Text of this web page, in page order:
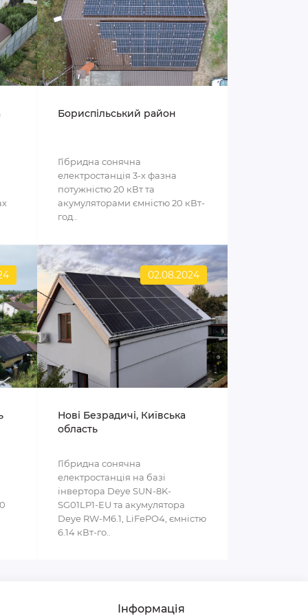
Бориспільський район
Гібридна сонячна
електростанція 3-х фазна
потужністю 20 кВт та
акумуляторами ємністю 20 кВт-
год..
02.08.2024
Нові Безрадичі, Київська
область
Гібридна сонячна
електростанція на базі
інвертора Deye SUN-8K-
SG01LP1-EU та акумулятора
Deye RW-M6.1, LiFePO4, ємністю
6.14 кВт-го..
Інформація